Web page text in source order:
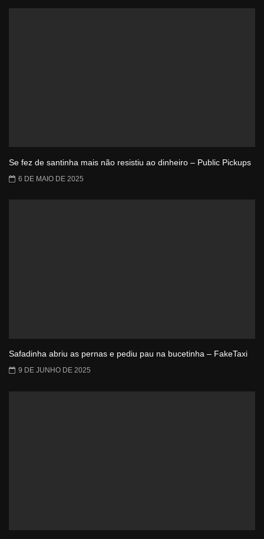
Se fez de santinha mais não resistiu ao dinheiro – Public Pickups
6 DE MAIO DE 2025
Safadinha abriu as pernas e pediu pau na bucetinha – FakeTaxi
9 DE JUNHO DE 2025